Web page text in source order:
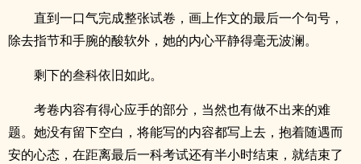
直到一口气完成整张试卷，画上作文的最后一个句号，
除去指节和手腕的酸软外，她的内心平静得毫无波澜。
剩下的叁科依旧如此。
考卷内容有得心应手的部分，当然也有做不出来的难
题。她没有留下空白，将能写的内容都写上去，抱着随遇而
安的心态，在距离最后一科考试还有半小时结束，就结束了